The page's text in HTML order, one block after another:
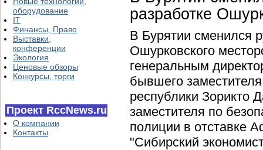
оборудование
IT
Финансы, Право
Выставки,
конференции
Экология
Ценовые обзоры
Конкурсы, торги
Проект RccNews.ru
О компании
Контакты
разработке
В Бурятии сменился
Ошурковского
генеральным
бывшего
республики Зорикто
заместителя по
полиции в отставке
"Сибирский